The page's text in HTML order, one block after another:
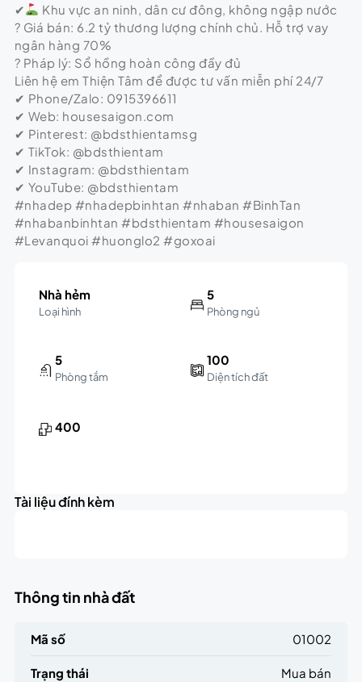
✔
Khu vực an ninh, dân cư đông, không ngập nước
? Giá bán: 6.2 tỷ thương lượng chính chủ. Hỗ trợ vay
ngân hàng 70%
? Pháp lý: Sổ hồng hoàn công đầy đủ
Liên hệ em Thiện Tâm để được tư vấn miễn phí 24/7
✔ Phone/Zalo: 0915396611
✔ Web: housesaigon.com
✔ Pinterest: @bdsthientamsg
✔ TikTok: @bdsthientam
✔ Instagram: @bdsthientam
✔ YouTube: @bdsthientam
#nhadep #nhadepbinhtan #nhaban #BinhTan
#nhabanbinhtan #bdsthientam #housesaigon
#Levanquoi #huonglo2 #goxoai
Nhà hẻm
Loại hình
5
Phòng ngủ
5
Phòng tắm
100
Diện tích đất
400
Tài liệu đính kèm
Thông tin nhà đất
Mã số 01002
Trạng thái Mua bán